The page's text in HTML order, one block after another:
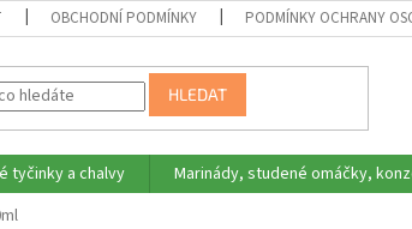
OBCHODNÍ PODMÍNKY PODMÍNKY OCHRANY
HLEDAT
tyčinky a chalvy Marinády, studené omáčky,